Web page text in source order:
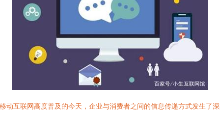
动互联网高度普及的今天，企业与消费者之间的信息传递方式发生了